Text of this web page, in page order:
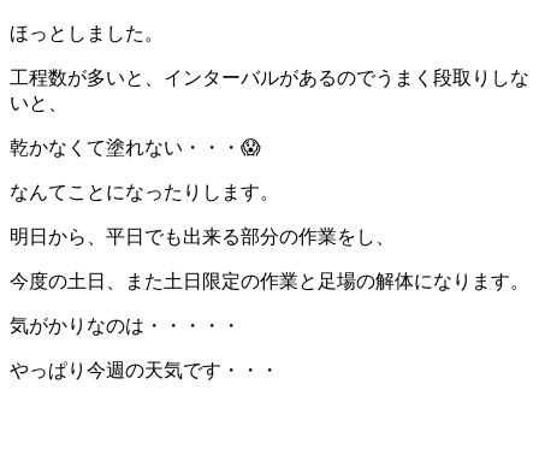
ほっとしました。
工程数が多いと、インターバルがあるのでうまく段取りしな
いと、
乾かなくて塗れない・・・😱
なんてことになったりします。
明日から、平日でも出来る部分の作業をし、
今度の土日、また土日限定の作業と足場の解体になります。
気がかりなのは・・・・・
やっぱり今週の天気です・・・